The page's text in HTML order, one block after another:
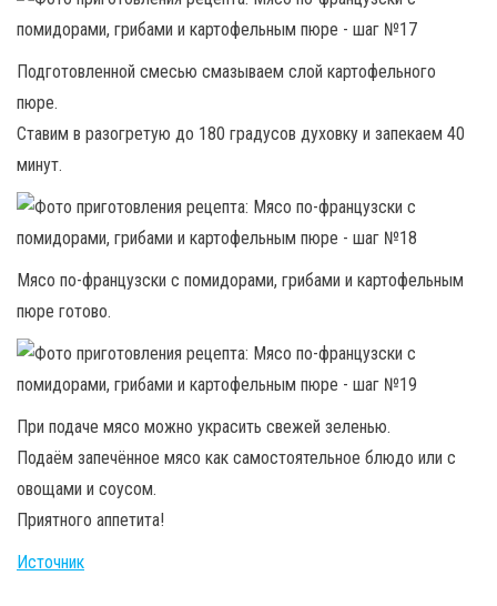
Подготовленной смесью смазываем слой картофельного
пюре.
Ставим в разогретую до 180 градусов духовку и запекаем 40
минут.
Мясо по-французски с помидорами, грибами и картофельным
пюре готово.
При подаче мясо можно украсить свежей зеленью.
Подаём запечённое мясо как самостоятельное блюдо или с
овощами и соусом.
Приятного аппетита!
Источник